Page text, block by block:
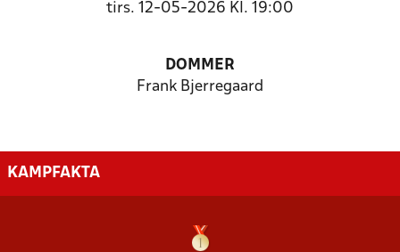
tirs. 12-05-2026 Kl. 19:00
DOMMER
Frank Bjerregaard
KAMPFAKTA